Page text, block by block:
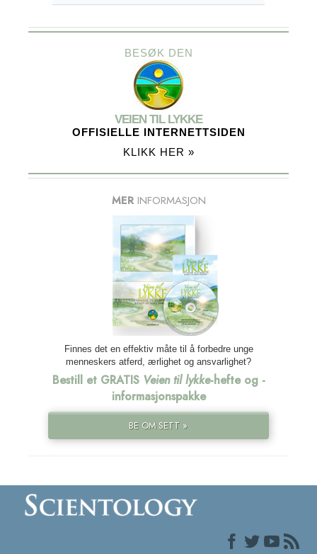
BESØK DEN
VEIEN TIL LYKKE
OFFISIELLE INTERNETTSIDEN
KLIKK HER »
MER INFORMASJON
Finnes det en effektiv måte til å forbedre unge
menneskers atferd, ærlighet og ansvarlighet?
Bestill et GRATIS Veien til lykke-hefte og -
informasjonspakke
BE OM SETT »